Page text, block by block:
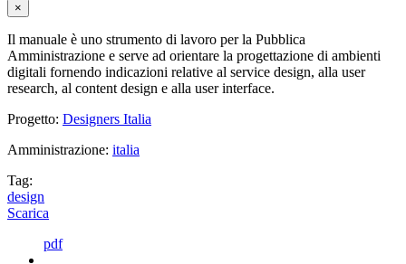
×
Il manuale è uno strumento di lavoro per la Pubblica
Amministrazione e serve ad orientare la progettazione di ambienti
digitali fornendo indicazioni relative al service design, alla user
research, al content design e alla user interface.
Progetto: Designers Italia
Amministrazione: italia
Tag:
design
Scarica
pdf